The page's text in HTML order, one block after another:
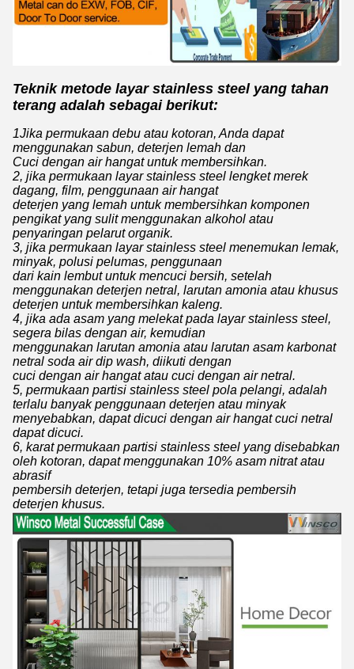
Teknik metode layar stainless steel yang tahan
terang adalah sebagai berikut:
1Jika permukaan debu atau kotoran, Anda dapat
menggunakan sabun, deterjen lemah dan
Cuci dengan air hangat untuk membersihkan.
2, jika permukaan layar stainless steel lengket merek
dagang, film, penggunaan air hangat
deterjen yang lemah untuk membersihkan komponen
pengikat yang sulit menggunakan alkohol atau
penyaringan pelarut organik.
3, jika permukaan layar stainless steel menemukan lemak,
minyak, polusi pelumas, penggunaan
dari kain lembut untuk mencuci bersih, setelah
menggunakan deterjen netral, larutan amonia atau khusus
deterjen untuk membersihkan kaleng.
4, jika ada asam yang melekat pada layar stainless steel,
segera bilas dengan air, kemudian
menggunakan larutan amonia atau larutan asam karbonat
netral soda air dip wash, diikuti dengan
cuci dengan air hangat atau cuci dengan air netral.
5, permukaan partisi stainless steel pola pelangi, adalah
terlalu banyak penggunaan deterjen atau minyak
menyebabkan, dapat dicuci dengan air hangat cuci netral
dapat dicuci.
6, karat permukaan partisi stainless steel yang disebabkan
oleh kotoran, dapat menggunakan 10% asam nitrat atau
abrasif
pembersih deterjen, tetapi juga tersedia pembersih
deterjen khusus.